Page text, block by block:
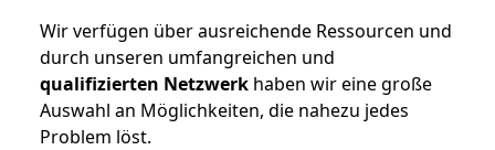
Wir verfügen über ausreichende Ressourcen und
durch unseren umfangreichen und
qualifizierten Netzwerk haben wir eine große
Auswahl an Möglichkeiten, die nahezu jedes
Problem löst.